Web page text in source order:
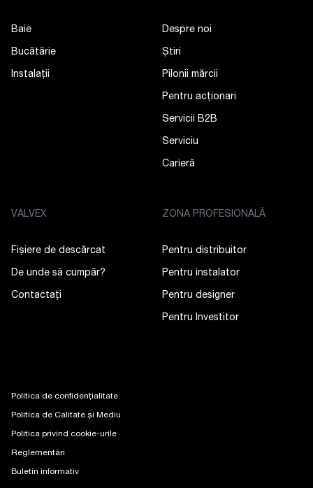
Baie
Bucătărie
Instalații
Despre noi
Știri
Pilonii mărcii
Pentru acționari
Servicii B2B
Serviciu
Carieră
VALVEX
Fișiere de descărcat
De unde să cumpăr?
Contactaţi
ZONA PROFESIONALĂ
Pentru distribuitor
Pentru instalator
Pentru designer
Pentru Investitor
Politica de confidențialitate
Politica de Calitate și Mediu
Politica privind cookie-urile
Reglementări
Buletin informativ